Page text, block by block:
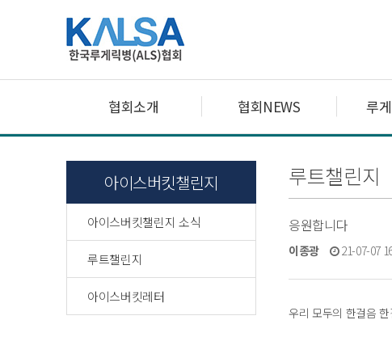
협회소개 협회NEWS 루
아이스버킷챌린지
아이스버킷챌린지 소식
루트챌린지
아이스버킷레터
루트챌린지
응원합니다
이종광 21-07-07
우리 모두의 한걸음